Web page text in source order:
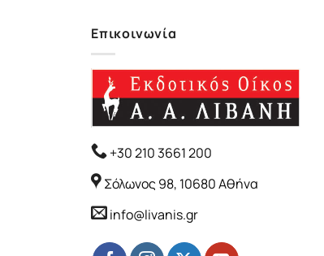
Επικοινωνία
+30 210 3661 200
Σόλωνος 98, 10680 Αθήνα
info@livanis.gr